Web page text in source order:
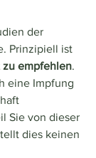
der
Prinzipiell ist
zu empfehlen.
eine Impfung
Sie von dieser
dies keinen